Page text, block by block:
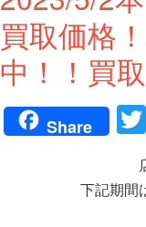
買取価格
中！！買
Share
下記期間